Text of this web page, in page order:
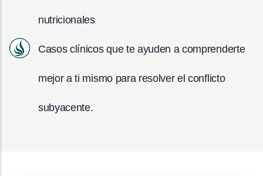
nutricionales
Casos clínicos que te ayuden a comprenderte
mejor a ti mismo para resolver el conflicto
subyacente.